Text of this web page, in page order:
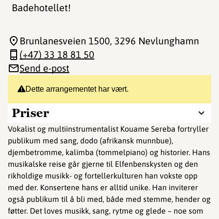
Badehotellet!
Dette arrangementet har vært.
Priser
Vokalist og multiinstrumentalist Kouame Sereba fortryller
publikum med sang, dodo (afrikansk munnbue),
djembetromme, kalimba (tommelpiano) og historier. Hans
musikalske reise går gjerne til Elfenbenskysten og den
rikholdige musikk- og fortellerkulturen han vokste opp
med der. Konsertene hans er alltid unike. Han inviterer
også publikum til å bli med, både med stemme, hender og
føtter. Det loves musikk, sang, rytme og glede – noe som
Brunlanesveien 1500, 3296 Nevlunghamn
(+47) 33 18 81 50
Send e-post